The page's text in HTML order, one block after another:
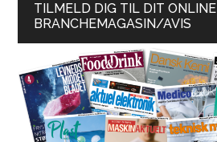
TILMELD DIG TIL DIT ONLINE
BRANCHEMAGASIN/AVIS